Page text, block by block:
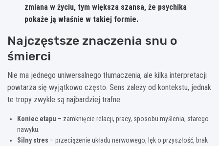
zmiana w życiu, tym większa szansa, że psychika
pokaże ją właśnie w takiej formie.
Najczęstsze znaczenia snu o
śmierci
Nie ma jednego uniwersalnego tłumaczenia, ale kilka interpretacji
powtarza się wyjątkowo często. Sens zależy od kontekstu, jednak
te tropy zwykle są najbardziej trafne.
Koniec etapu – zamknięcie relacji, pracy, sposobu myślenia, starego
nawyku.
Silny stres – przeciążenie układu nerwowego, lęk o przyszłość, brak